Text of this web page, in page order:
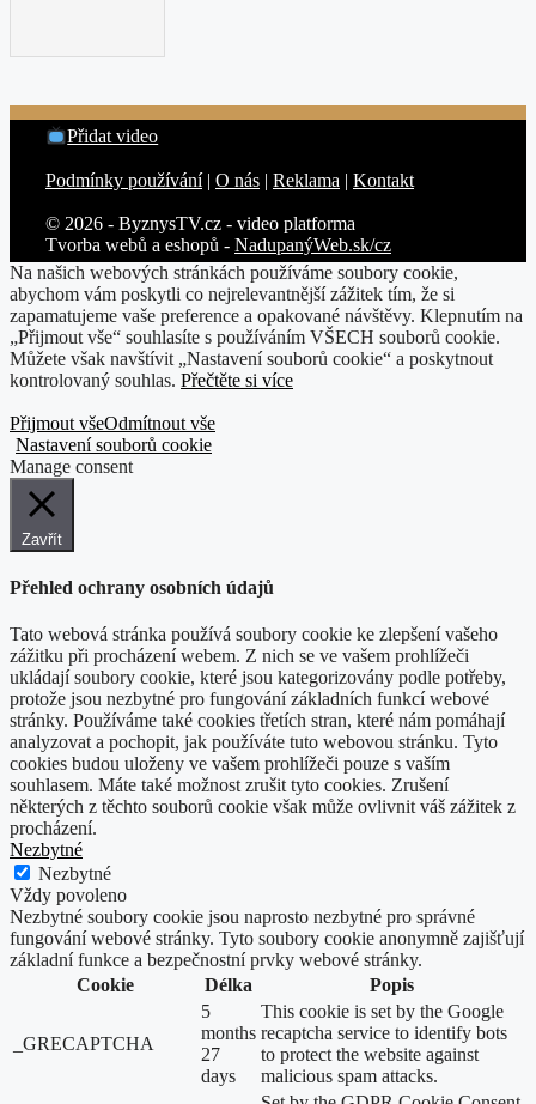
Přidat video
Podmínky používání| O nás | Reklama | Kontakt
© 2026 - ByznysTV.cz - video platforma
Tvorba webů a eshopů - NadupanýWeb.sk/cz
Na našich webových stránkách používáme soubory cookie,
abychom vám poskytli co nejrelevantnější zážitek tím, že si
zapamatujeme vaše preference a opakované návštěvy. Klepnutím na
„Přijmout vše“ souhlasíte s používáním VŠECH souborů cookie.
Můžete však navštívit „Nastavení souborů cookie“ a poskytnout
kontrolovaný souhlas. Přečtěte si více
Přijmout všeOdmítnout vše
Nastavení souborů cookie
Manage consent
Zavřít
Přehled ochrany osobních údajů
Tato webová stránka používá soubory cookie ke zlepšení vašeho
zážitku při procházení webem. Z nich se ve vašem prohlížeči
ukládají soubory cookie, které jsou kategorizovány podle potřeby,
protože jsou nezbytné pro fungování základních funkcí webové
stránky. Používáme také cookies třetích stran, které nám pomáhají
analyzovat a pochopit, jak používáte tuto webovou stránku. Tyto
cookies budou uloženy ve vašem prohlížeči pouze s vaším
souhlasem. Máte také možnost zrušit tyto cookies. Zrušení
některých z těchto souborů cookie však může ovlivnit váš zážitek z
procházení.
Nezbytné
Nezbytné
Vždy povoleno
Nezbytné soubory cookie jsou naprosto nezbytné pro správné
fungování webové stránky. Tyto soubory cookie anonymně zajišťují
základní funkce a bezpečnostní prvky webové stránky.
Cookie
Délka Popis
_GRECAPTCHA
5
months
27
days
This cookie is set by the Google
recaptcha service to identify bots
to protect the website against
malicious spam attacks.